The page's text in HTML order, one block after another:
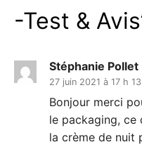
-Test & Avis
Stéphanie Pollet
27 juin 2021 à 17 h
Bonjour merci
le packaging, ce
la crème de nuit